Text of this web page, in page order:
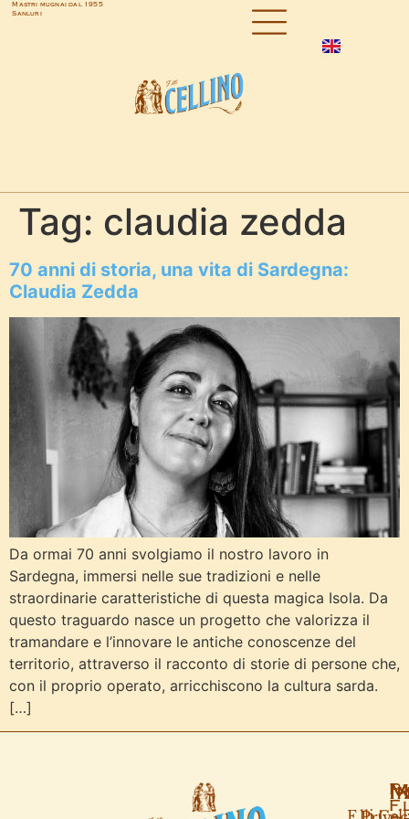
Mastri mugnai dal 1955
Sanluri
Tag: claudia zedda
70 anni di storia, una vita di Sardegna:
Claudia Zedda
Da ormai 70 anni svolgiamo il nostro lavoro in
Sardegna, immersi nelle sue tradizioni e nelle
straordinarie caratteristiche di questa magica Isola. Da
questo traguardo nasce un progetto che valorizza il
tramandare e l’innovare le antiche conoscenze del
territorio, attraverso il racconto di storie di persone che,
con il proprio operato, arricchiscono la cultura sarda.
[…]